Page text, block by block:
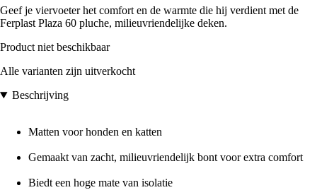
Geef je viervoeter het comfort en de warmte die hij verdient met de
Ferplast Plaza 60 pluche, milieuvriendelijke deken.
Product niet beschikbaar
Alle varianten zijn uitverkocht
Beschrijving
Matten voor honden en katten
Gemaakt van zacht, milieuvriendelijk bont voor extra comfort
Biedt een hoge mate van isolatie